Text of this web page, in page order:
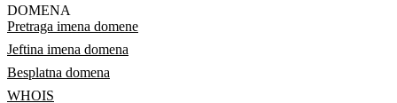
DOMENA
Pretraga imena domene
Jeftina imena domena
Besplatna domena
WHOIS